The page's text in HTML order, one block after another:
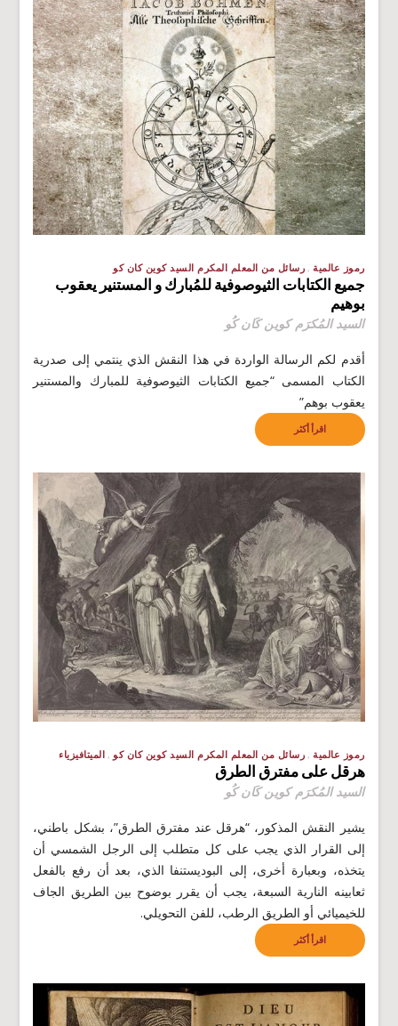
رموز عالمية رسائل من المعلم المكرم السيد كوين كان كو
جميع الكتابات الثيوصوفية للمُبارك و المستنير يعقوب
بوهيم
السيد المُكرَم كوين كَان كُو
أقدم لكم الرسالة الواردة في هذا النقش الذي ينتمي إلى صدرية
الكتاب المسمى “جميع الكتابات الثيوصوفية للمبارك والمستنير
يعقوب بوهم”
اقرأ أكثر
رموز عالمية رسائل من المعلم المكرم السيد كوين كان كو الميتافيزياء
هرقل على مفترق الطرق
السيد المُكرَم كوين كَان كُو
يشير النقش المذكور، “هرقل عند مفترق الطرق”، بشكل باطني،
إلى القرار الذي يجب على كل متطلب إلى الرجل الشمسي أن
يتخذه، وبعبارة أخرى، إلى البوديستنفا الذي، بعد أن رفع بالفعل
ثعابينه النارية السبعة، يجب أن يقرر بوضوح بين الطريق الجاف
للخيميائي أو الطريق الرطب، للفن التحويلي.
اقرأ أكثر